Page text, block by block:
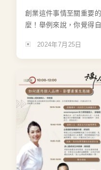
創業這件事情至關重要
麼！舉例來說，你覺得
2024年7月25日